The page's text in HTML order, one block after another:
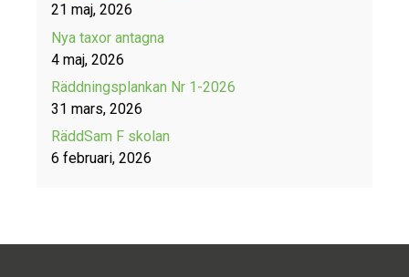
21 maj, 2026
Nya taxor antagna
4 maj, 2026
Räddningsplankan Nr 1-2026
31 mars, 2026
RäddSam F skolan
6 februari, 2026